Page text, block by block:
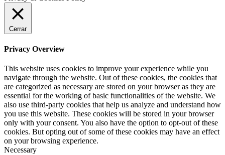
Cerrar
Privacy Overview
This website uses cookies to improve your experience while you
navigate through the website. Out of these cookies, the cookies that
are categorized as necessary are stored on your browser as they are
essential for the working of basic functionalities of the website. We
also use third-party cookies that help us analyze and understand how
you use this website. These cookies will be stored in your browser
only with your consent. You also have the option to opt-out of these
cookies. But opting out of some of these cookies may have an effect
on your browsing experience.
Necessary